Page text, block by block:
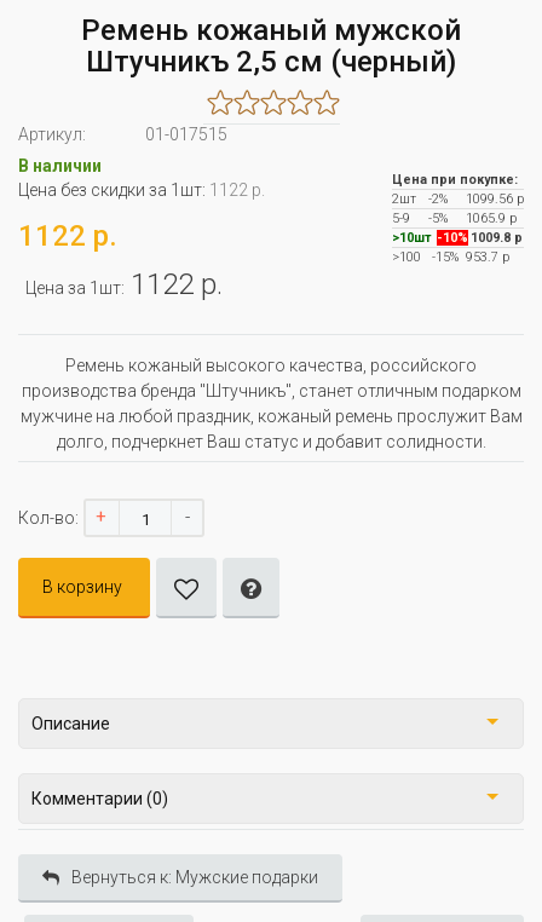
Ремень кожаный мужской
Штучникъ 2,5 см (черный)
Артикул:
01-017515
В наличии
Цена без скидки за 1шт: 1122 р.
1122 р.
Цена за 1шт: 1122 р.
Цена при покупке:
2шт
-2%
1099.56 р
5-9
-5%
1065.9 р
>10шт -10% 1009.8 р
>100
-15% 953.7 р
Ремень кожаный высокого качества, российского
производства бренда "Штучникъ", станет отличным подарком
мужчине на любой праздник, кожаный ремень прослужит Вам
долго, подчеркнет Ваш статус и добавит солидности.
Кол-во: + -
В корзину
Описание
Комментарии (0)
Вернуться к: Мужские подарки